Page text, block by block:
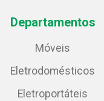
Departamentos
Móveis
Eletrodomésticos
Eletroportáteis